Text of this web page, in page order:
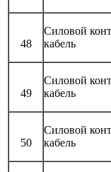
48
Силовой
кабель
49
Силовой
кабель
50
Силовой
кабель